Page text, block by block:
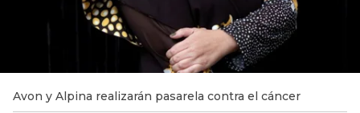
Avon y Alpina realizarán pasarela contra el cáncer